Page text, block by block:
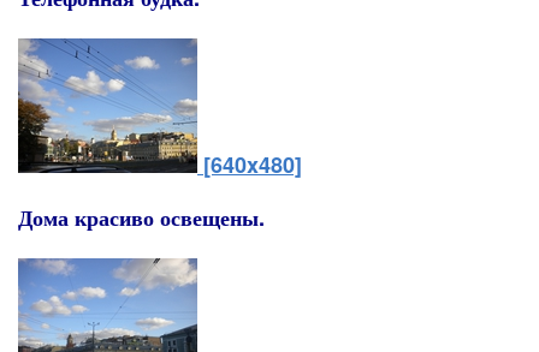
[640x480]
Дома красиво освещены.